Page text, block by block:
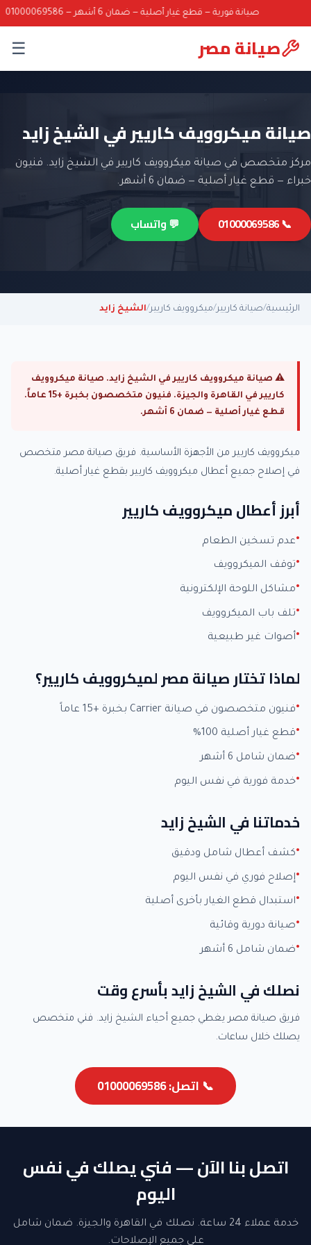
صيانة فورية — قطع غيار أصلية — ضمان 6 أشهر — 01000069586
صيانة مصر ☰
صيانة ميكروويف كاريير في الشيخ زايد
مركز متخصص في صيانة ميكروويف كاريير في الشيخ زايد. فنيون
خبراء — قطع غيار أصلية — ضمان 6 أشهر.
📞 01000069586 💬 واتساب
الرئيسية/صيانة كاريير/ميكروويف كاريير/الشيخ زايد
⚠ صيانة ميكروويف كاريير في الشيخ زايد. صيانة ميكروويف
كاريير في القاهرة والجيزة. فنيون متخصصون بخبرة +15 عاماً.
قطع غيار أصلية — ضمان 6 أشهر.
ميكروويف كاريير من الأجهزة الأساسية. فريق صيانة مصر متخصص
في إصلاح جميع أعطال ميكروويف كاريير بقطع غيار أصلية.
أبرز أعطال ميكروويف كاريير
عدم تسخين الطعام
توقف الميكروويف
مشاكل اللوحة الإلكترونية
تلف باب الميكروويف
أصوات غير طبيعية
لماذا تختار صيانة مصر لميكروويف كاريير؟
فنيون متخصصون في صيانة Carrier بخبرة +15 عاماً
قطع غيار أصلية 100%
ضمان شامل 6 أشهر
خدمة فورية في نفس اليوم
خدماتنا في الشيخ زايد
كشف أعطال شامل ودقيق
إصلاح فوري في نفس اليوم
استبدال قطع الغيار بأخرى أصلية
صيانة دورية وقائية
ضمان شامل 6 أشهر
نصلك في الشيخ زايد بأسرع وقت
فريق صيانة مصر يغطي جميع أحياء الشيخ زايد. فني متخصص
يصلك خلال ساعات.
📞 اتصل: 01000069586
اتصل بنا الآن — فني يصلك في نفس
اليوم
خدمة عملاء 24 ساعة. نصلك في القاهرة والجيزة. ضمان شامل
على جميع الإصلاحات.